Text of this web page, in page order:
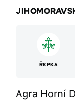
ŘEPKA
Agra Horní